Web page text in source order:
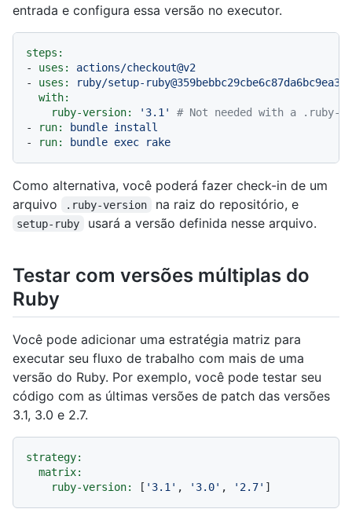
entrada e configura essa versão no executor.
steps:
-
uses:
actions/checkout@v2
-
uses:
ruby/setup-
with:
ruby-version:
'3.1'
# Not needed with a .ruby-
-
run: bundle install
-
run: bundle exec rake
Como alternativa, você poderá fazer check-in de um
arquivo
.ruby-version na raiz do repositório, e
setup-ruby usará a versão definida nesse arquivo.
Testar com versões múltiplas do
Ruby
Você pode adicionar uma estratégia matriz para
executar seu fluxo de trabalho com mais de uma
versão do Ruby. Por exemplo, você pode testar seu
código com as últimas versões de patch das versões
3.1, 3.0 e 2.7.
strategy:
matrix:
ruby-version:
[ '3.1' , '3.0' , '2.7'